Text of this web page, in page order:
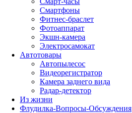
Смартфоны
Фитнес-браслет
Фотоаппарат
Экшн-камера
Электросамокат
Автотовары
Автопылесос
Видеорегистратор
Камера заднего вида
Радар-детектор
Из жизни
Флудилка-Вопросы-Обсуждения